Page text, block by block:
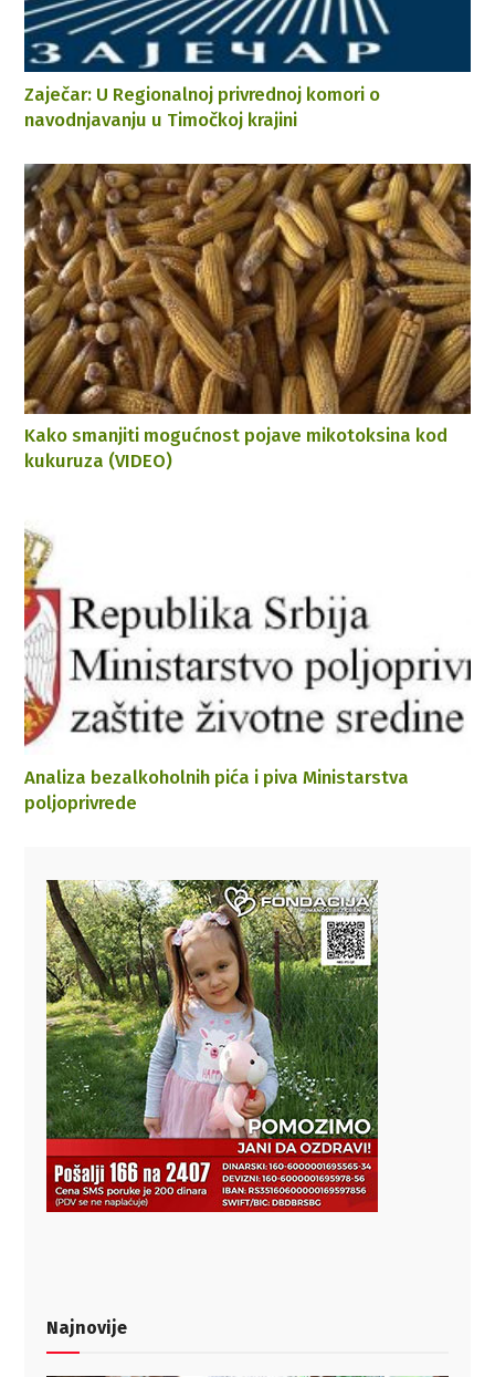
Zaječar: U Regionalnoj privrednoj komori o
navodnjavanju u Timočkoj krajini
Kako smanjiti mogućnost pojave mikotoksina kod
kukuruza (VIDEO)
Analiza bezalkoholnih pića i piva Ministarstva
poljoprivrede
Najnovije